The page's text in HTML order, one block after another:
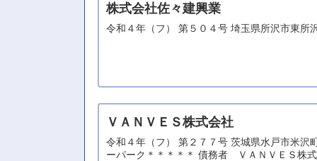
株式会社佐々建興業
令和４年（フ） 第５０４号 埼玉県所沢市東
ＶＡＮＶＥＳ株式会社
令和４年（フ） 第２７７号 茨城県水戸市米
ーパーク＊＊＊＊＊ 債務者 ＶＡＮＶＥＳ株